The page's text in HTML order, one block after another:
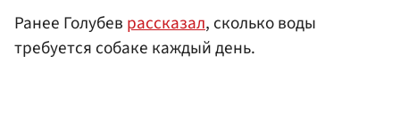
Ранее Голубев рассказал, сколько воды
требуется собаке каждый день.